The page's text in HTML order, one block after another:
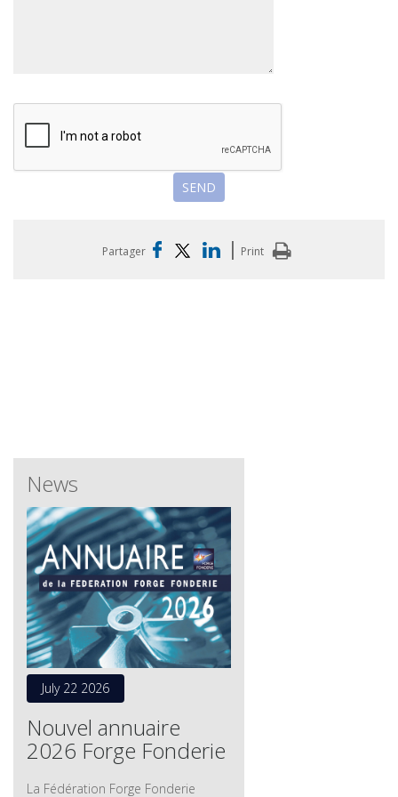
Partager | Print
News
July 22 2026
Nouvel annuaire
2026 Forge Fonderie
La Fédération Forge Fonderie